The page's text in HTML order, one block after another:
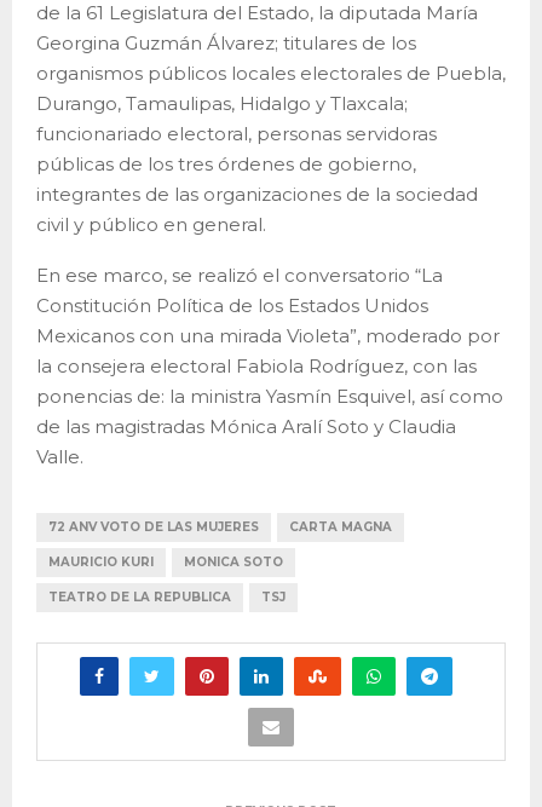
de la 61 Legislatura del Estado, la diputada María
Georgina Guzmán Álvarez; titulares de los
organismos públicos locales electorales de Puebla,
Durango, Tamaulipas, Hidalgo y Tlaxcala;
funcionariado electoral, personas servidoras
públicas de los tres órdenes de gobierno,
integrantes de las organizaciones de la sociedad
civil y público en general.
En ese marco, se realizó el conversatorio “La
Constitución Política de los Estados Unidos
Mexicanos con una mirada Violeta”, moderado por
la consejera electoral Fabiola Rodríguez, con las
ponencias de: la ministra Yasmín Esquivel, así como
de las magistradas Mónica Aralí Soto y Claudia
Valle.
72 ANV VOTO DE LAS MUJERES CARTA MAGNA
MAURICIO KURI MONICA SOTO
TEATRO DE LA REPUBLICA TSJ